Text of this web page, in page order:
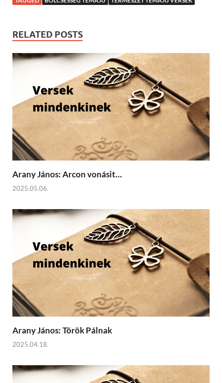
RELATED POSTS
Arany János: Arcon vonásit…
2025.05.06.
Arany János: Török Pálnak
2025.04.18.